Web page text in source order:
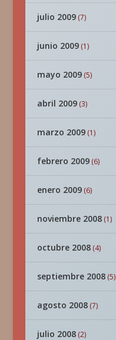
julio 2009(7)
junio 2009(1)
mayo 2009(5)
abril 2009(3)
marzo 2009(1)
febrero 2009(6)
enero 2009(6)
noviembre 2008(1)
octubre 2008(4)
septiembre 2008(5)
agosto 2008(7)
julio 2008(2)